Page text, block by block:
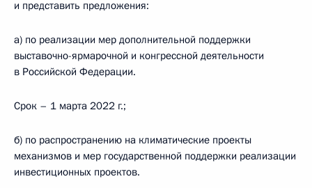
и представить предложения:
а) по реализации мер дополнительной поддержки
выставочно-ярмарочной и конгрессной деятельности
в Российской Федерации.
Срок – 1 марта 2022 г.;
б) по распространению на климатические проекты
механизмов и мер государственной поддержки реализации
инвестиционных проектов.